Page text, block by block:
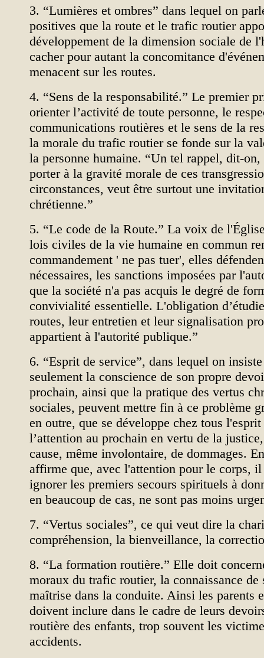
3. “Lumières et ombres” dans lequel on
positives que la route et le trafic routier
développement de la dimension sociale de
cacher pour autant la concomitance
menacent sur les routes.
4. “Sens de la responsabilité.” Le premier
orienter l’activité de toute personne, le
communications routières et le sens de la
la morale du trafic routier se fonde sur la
la personne humaine. “Un tel rappel, dit-
porter à la gravité morale de ces
circonstances, veut être surtout une
chrétienne.”
5. “Le code de la Route.” La voix de
lois civiles de la vie humaine en commun
commandement ' ne pas tuer', elles
nécessaires, les sanctions imposées par
que la société n'a pas acquis le degré de
convivialité essentielle. L'obligation
routes, leur entretien et leur signalisation
appartient à l'autorité publique.”
6. “Esprit de service”, dans lequel on
seulement la conscience de son propre
prochain, ainsi que la pratique des vertus
sociales, peuvent mettre fin à ce problème
en outre, que se développe chez tous
l’attention au prochain en vertu de la
cause, même involontaire, de dommages.
affirme que, avec l'attention pour le corps, il
ignorer les premiers secours spirituels à
en beaucoup de cas, ne sont pas moins
7. “Vertus sociales”, ce qui veut dire la
compréhension, la bienveillance, la
8. “La formation routière.” Elle doit
moraux du trafic routier, la connaissance de
maîtrise dans la conduite. Ainsi les parents
doivent inclure dans le cadre de leurs
routière des enfants, trop souvent les
accidents.